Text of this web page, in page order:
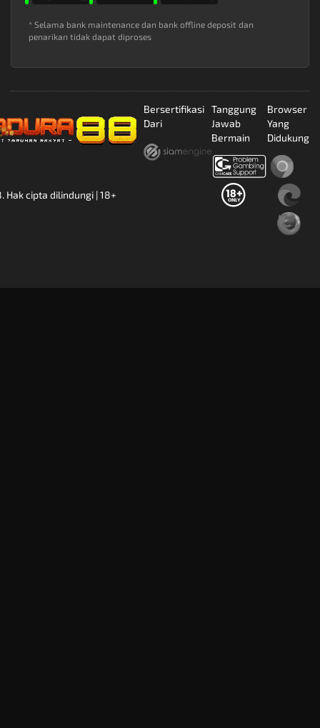
* Selama bank maintenance dan bank offline deposit dan
penarikan tidak dapat diproses
Hak cipta dilindungi | 18+
Bersertifikasi
Dari
Tanggung
Jawab
Bermain
Browser
Yang
Didukung